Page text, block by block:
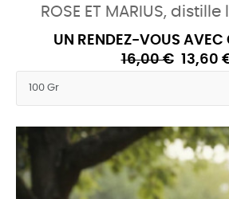
ROSE ET MARIUS,
UN RENDEZ-VOUS AVEC
16,00 € 13,60